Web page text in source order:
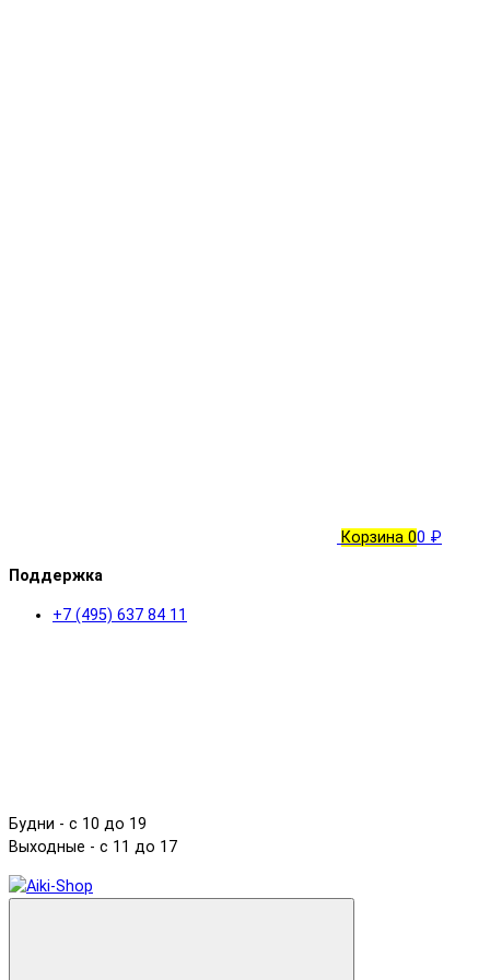
Корзина 00 ₽
Поддержка
+7 (495) 637 84 11
Будни - с 10 до 19
Выходные - c 11 до 17